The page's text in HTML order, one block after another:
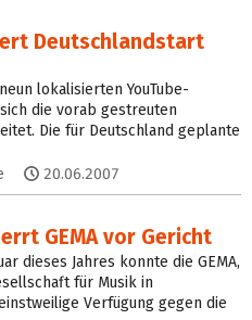
Deutschlandstart
lokalisierten YouTube-
die vorab gestreuten
Die für Deutschland geplante
20.06.2007
GEMA vor Gericht
dieses Jahres konnte die GEMA,
für Musik in
Verfügung gegen die